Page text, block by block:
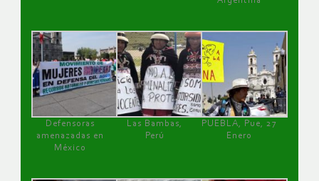
Defensoras
amenazadas en
México
Las Bambas,
Perú
PUEBLA, Pue, 27
Enero